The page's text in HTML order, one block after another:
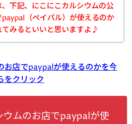
、下記、にこにこカルシウムの公
（ペイパル）が使えるのか
てみるといいと思いますよ♪
お店でpaypalが使えるのかを今
をクリック
ウムのお店でpaypalが使